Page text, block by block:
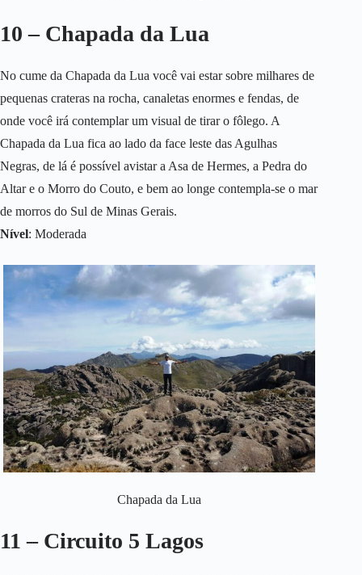
10 – Chapada da Lua
No cume da Chapada da Lua você vai estar sobre milhares de
pequenas crateras na rocha, canaletas enormes e fendas, de
onde você irá contemplar um visual de tirar o fôlego. A
Chapada da Lua fica ao lado da face leste das Agulhas
Negras, de lá é possível avistar a Asa de Hermes, a Pedra do
Altar e o Morro do Couto, e bem ao longe contempla-se o mar
de morros do Sul de Minas Gerais.
Nível: Moderada
Chapada da Lua
11 – Circuito 5 Lagos